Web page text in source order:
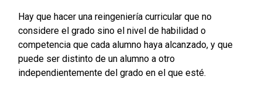
Hay que hacer una reingeniería curricular que no
considere el grado sino el nivel de habilidad o
competencia que cada alumno haya alcanzado, y que
puede ser distinto de un alumno a otro
independientemente del grado en el que esté.